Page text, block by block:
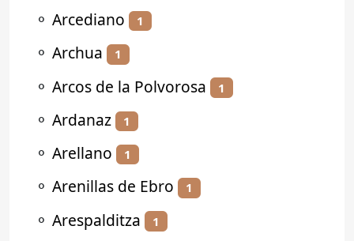
⚬ Arcediano 1
⚬ Archua 1
⚬ Arcos de la Polvorosa 1
⚬ Ardanaz 1
⚬ Arellano 1
⚬ Arenillas de Ebro 1
⚬ Arespalditza 1